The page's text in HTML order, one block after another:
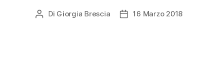
Autore
Di Giorgia Brescia
Data16 Marzo 2018